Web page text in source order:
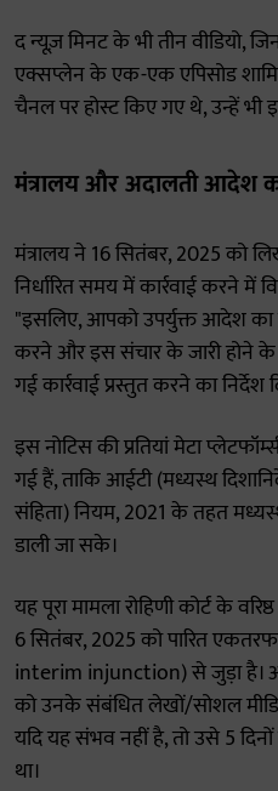
द न्यूज़ मिनट के भी तीन वीडियो,
एक्सप्लेन के एक-एक एपिसोड
चैनल पर होस्ट किए गए थे, उन्हें भी
मंत्रालय और अदालती आदेश
मंत्रालय ने 16 सितंबर, 2025 को
निर्धारित समय में कार्रवाई करने में
"इसलिए, आपको उपर्युक्त आदेश का
करने और इस संचार के जारी होने के
गई कार्रवाई प्रस्तुत करने का निर्देश
इस नोटिस की प्रतियां मेटा
गई हैं, ताकि आईटी (मध्यस्थ
संहिता) नियम, 2021 के तहत
डाली जा सके।
यह पूरा मामला रोहिणी कोर्ट के
6 सितंबर, 2025 को पारित
interim injunction) से जुड़ा है।
को उनके संबंधित लेखों/सोशल
यदि यह संभव नहीं है, तो उसे 5
था।